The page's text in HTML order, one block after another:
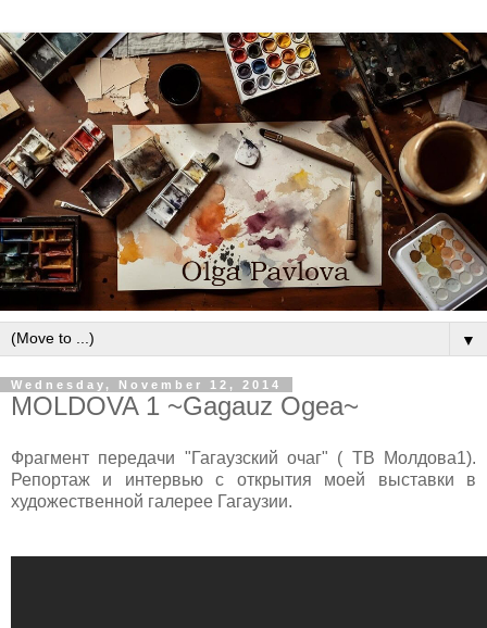
▼
Wednesday, November 12, 2014
MOLDOVA 1 ~Gagauz Ogea~
Фрагмент передачи "Гагаузский очаг" ( ТВ Молдова1).
Репортаж и интервью с открытия моей выставки в
художественной галерее Гагаузии.